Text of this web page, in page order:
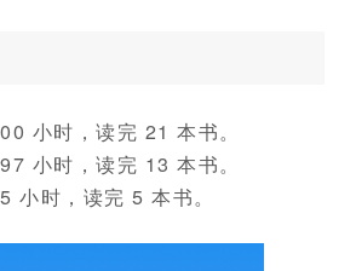
小时，读完 21 本书。
小时，读完 13 本书。
小时，读完 5 本书。